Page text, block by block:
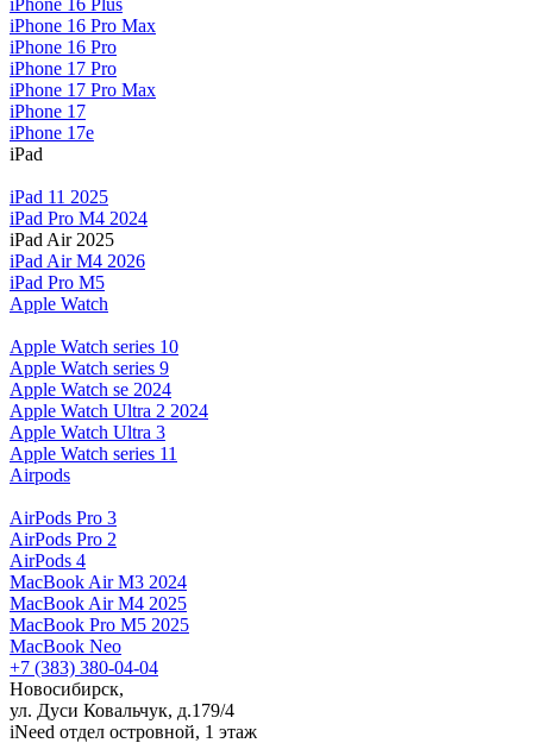
iPhone 16 Pro Max
iPhone 16 Pro
iPhone 17 Pro
iPhone 17 Pro Max
iPhone 17
iPhone 17e
iPad
iPad 11 2025
iPad Pro M4 2024
iPad Air 2025
iPad Air M4 2026
iPad Pro M5
Apple Watch
Apple Watch series 10
Apple Watch series 9
Apple Watch se 2024
Apple Watch Ultra 2 2024
Apple Watch Ultra 3
Apple Watch series 11
Airpods
AirPods Pro 3
AirPods Pro 2
AirPods 4
MacBook Air M3 2024
MacBook Air M4 2025
MacBook Pro M5 2025
MacBook Neo
+7 (383) 380-04-04
Новосибирск,
ул. Дуси Ковальчук, д.179/4
iNeed отдел островной, 1 этаж